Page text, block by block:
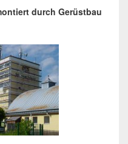
durch Gerüstbau